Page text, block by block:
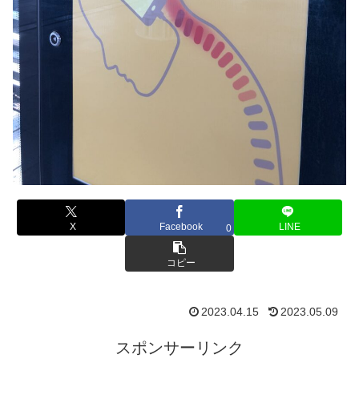
X Facebook 0 LINE
コピー
2023.04.15 2023.05.09
スポンサーリンク